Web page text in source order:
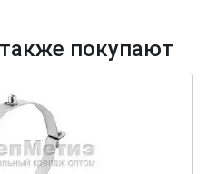
покупают